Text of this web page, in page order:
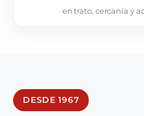
en trato, cercanía y
DESDE 1967